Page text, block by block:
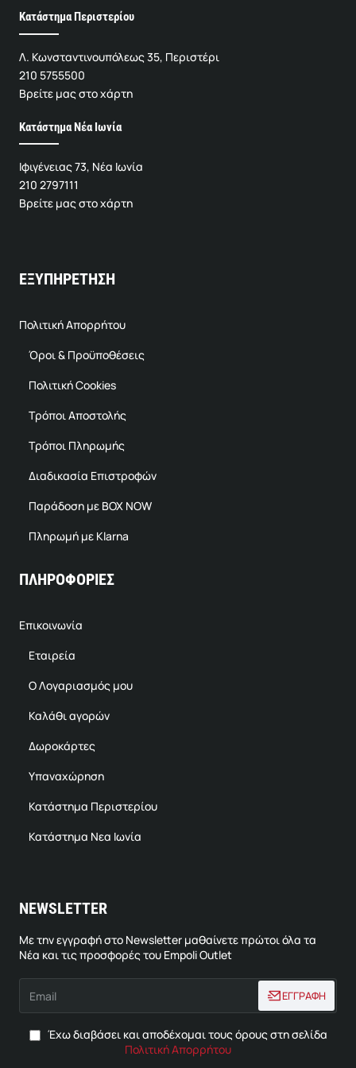
Κατάστημα Περιστερίου
Λ. Κωνσταντινουπόλεως 35, Περιστέρι
210 5755500
Βρείτε μας στο χάρτη
Κατάστημα Νέα Ιωνία
Ιφιγένειας 73, Νέα Ιωνία
210 2797111
Βρείτε μας στο χάρτη
ΕΞΥΠΗΡΕΤΗΣΗ
Πολιτική Απορρήτου
Όροι & Προϋποθέσεις
Πολιτική Cookies
Τρόποι Αποστολής
Τρόποι Πληρωμής
Διαδικασία Επιστροφών
Παράδοση με BOX NOW
Πληρωμή με Klarna
ΠΛΗΡΟΦΟΡΙΕΣ
Επικοινωνία
Εταιρεία
Ο Λογαριασμός μου
Καλάθι αγορών
Δωροκάρτες
Υπαναχώρηση
Κατάστημα Περιστερίου
Κατάστημα Νεα Ιωνία
NEWSLETTER
Με την εγγραφή στο Newsletter μαθαίνετε πρώτοι όλα τα
Νέα και τις προσφορές του Empoli Outlet
ΕΓΓΡΑΦΗ
Έχω διαβάσει και αποδέχομαι τους όρους στη σελίδα
Πολιτική Απορρήτου